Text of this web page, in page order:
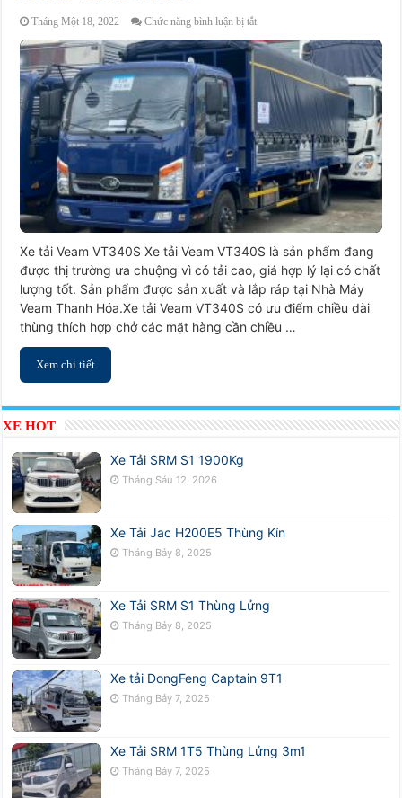
Tháng Một 18, 2022 Chức năng bình luận bị tắtở
Xe
VEAM
VT340S
Xe tải Veam VT340S Xe tải Veam VT340S là sản phẩm đang
được thị trường ưa chuộng vì có tải cao, giá hợp lý lại có chất
lượng tốt. Sản phẩm được sản xuất và lắp ráp tại Nhà Máy
Veam Thanh Hóa.Xe tải Veam VT340S có ưu điểm chiều dài
thùng thích hợp chở các mặt hàng cần chiều …
Xem chi tiết
XE HOT
Xe Tải SRM S1 1900Kg
Tháng Sáu 12, 2026
Xe Tải Jac H200E5 Thùng Kín
Tháng Bảy 8, 2025
Xe Tải SRM S1 Thùng Lửng
Tháng Bảy 8, 2025
Xe tải DongFeng Captain 9T1
Tháng Bảy 7, 2025
Xe Tải SRM 1T5 Thùng Lửng 3m1
Tháng Bảy 7, 2025